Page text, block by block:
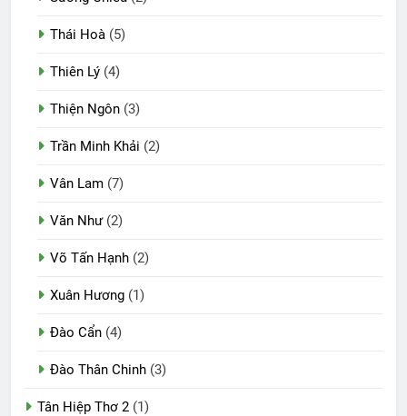
Thái Hoà (5)
Thiên Lý (4)
Thiện Ngôn (3)
Trần Minh Khải (2)
Vân Lam (7)
Văn Như(2)
Võ Tấn Hạnh (2)
Xuân Hương (1)
Đào Cẩn (4)
Đào Thân Chinh (3)
Tân Hiệp Thơ 2 (1)